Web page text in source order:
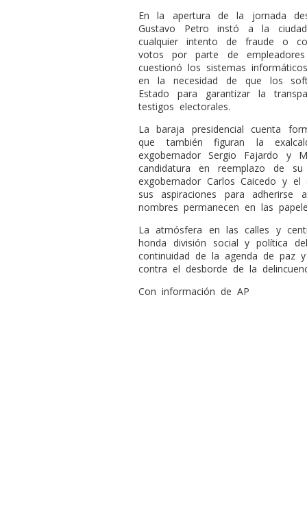
En la apertura de la jornada
Gustavo Petro instó a la
cualquier intento de fraude o
votos por parte de
cuestionó los sistemas
en la necesidad de que los
Estado para garantizar la
testigos electorales.
La baraja presidencial cuenta
que también figuran la
exgobernador Sergio Fajardo y
candidatura en reemplazo de
exgobernador Carlos Caicedo y
sus aspiraciones para
nombres permanecen en las
La atmósfera en las calles y
honda división social y política
continuidad de la agenda de paz
contra el desborde de la
Con información de AP